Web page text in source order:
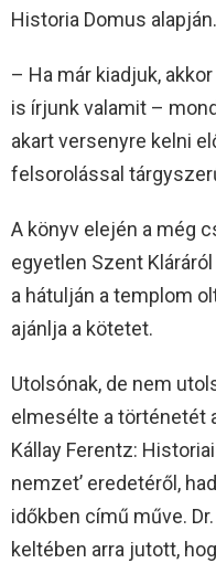
Historia Domus alapján.
– Ha már kiadjuk,
is írjunk valamit –
akart versenyre kelni
felsorolással
A könyv elején a még
egyetlen Szent
a hátulján a templom
ajánlja a kötetet.
Utolsónak, de nem
elmesélte a történetét
Kállay Ferentz:
nemzet’ eredetéről,
időkben című műve.
keltében arra jutott,